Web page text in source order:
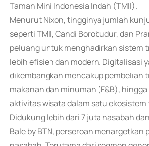
Taman Mini Indonesia Indah (TMII).
Menurut Nixon, tingginya jumlah
seperti TMII, Candi Borobudur, dan
peluang untuk menghadirkan sistem
lebih efisien dan modern. Digitalisasi
dikembangkan mencakup pembelian
makanan dan minuman (F&B), hingga
aktivitas wisata dalam satu
Didukung lebih dari 7 juta nasabah
Bale by BTN, perseroan menargetkan